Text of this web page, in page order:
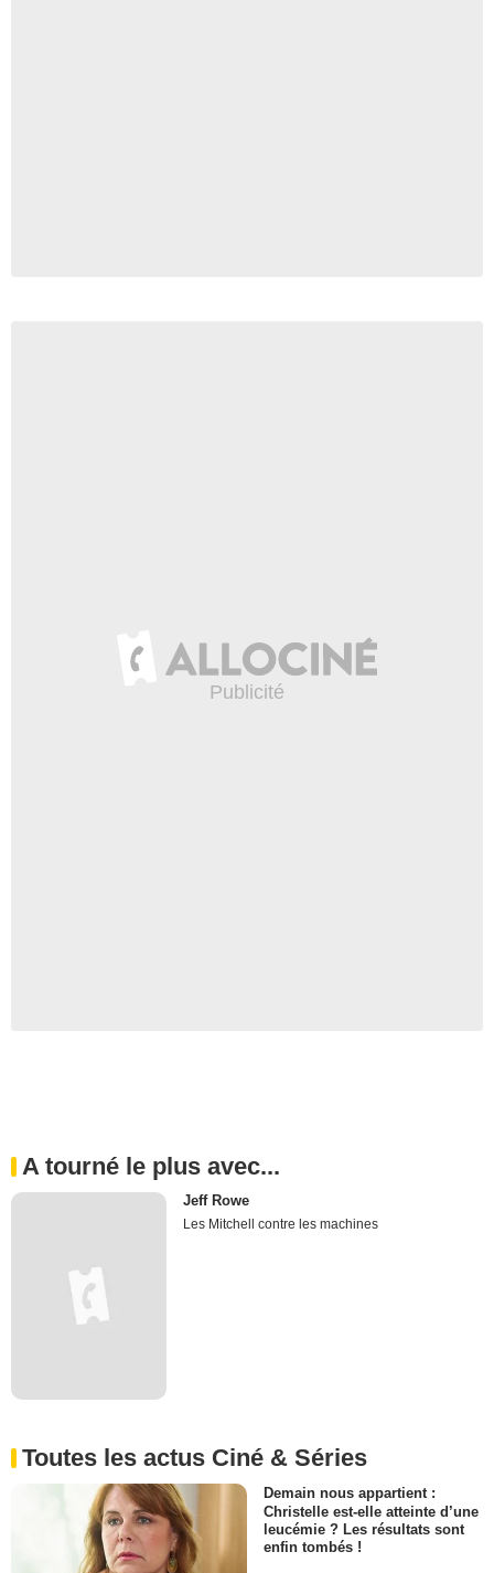
A tourné le plus avec...
Jeff Rowe
Les Mitchell contre les machines
Toutes les actus Ciné & Séries
Demain nous appartient :
Christelle est-elle atteinte d’une
leucémie ? Les résultats sont
enfin tombés !